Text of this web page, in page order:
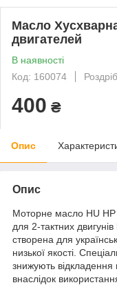
Масло
двигателей
В наявності
Код: 160074
Роздріб
400 ₴
Опис
Опис
Моторне масло HU HP
для 2-тактних
створена для
низької якості.
знижують відкладення
внаслідок